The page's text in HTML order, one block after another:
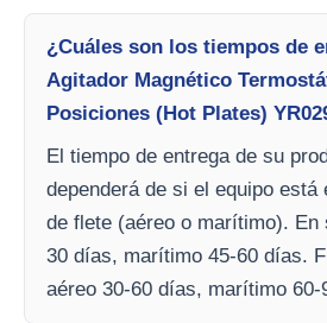
¿Cuáles son los tiempos de
Agitador Magnético
Posiciones (Hot Plates)
El tiempo de entrega de su
dependerá de si el equipo
de flete (aéreo o marítimo). En
30 días, marítimo 45-60 días.
aéreo 30-60 días, marítimo 60-